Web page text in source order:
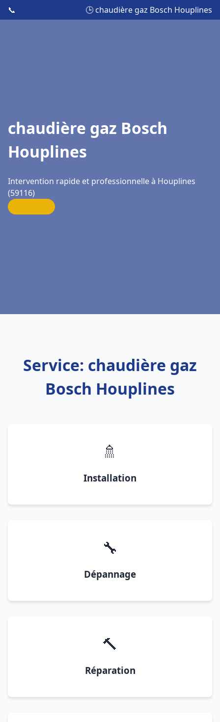
📞 🕒 chaudière gaz Bosch Houplines
chaudière gaz Bosch
Houplines
Intervention rapide et professionnelle à Houplines
(59116)
Service: chaudière gaz
Bosch Houplines
🚿
Installation
🔧
Dépannage
🔨
Réparation